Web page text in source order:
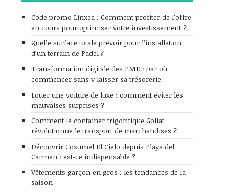
Code promo Linxea : Comment profiter de l’offre
en cours pour optimiser votre investissement ?
Quelle surface totale prévoir pour l’installation
d’un terrain de Padel ?
Transformation digitale des PME : par où
commencer sans y laisser sa trésorerie
Louer une voiture de luxe : comment éviter les
mauvaises surprises ?
Comment le container frigorifique Goliat
révolutionne le transport de marchandises ?
Découvrir Cozumel El Cielo depuis Playa del
Carmen : est-ce indispensable ?
Vêtements garçon en gros : les tendances de la
saison